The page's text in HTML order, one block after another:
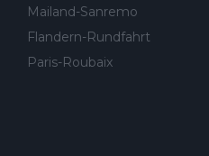
Mailand-Sanremo
Flandern-Rundfahrt
Paris-Roubaix